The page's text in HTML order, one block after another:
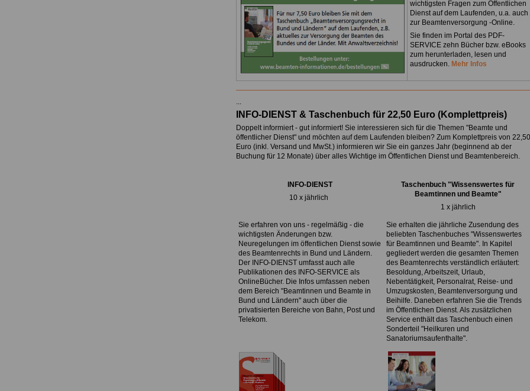
wichtigsten Fragen zum Öffentlichen
Dienst auf dem Laufenden, u.a. auch
zur Beamtenversorgung -Online.
Sie finden im Portal des PDF-
SERVICE zehn Bücher bzw. eBooks
zum herunterladen, lesen und
ausdrucken. Mehr Infos
...
INFO-DIENST & Taschenbuch für 22,50 Euro (Komplettpreis)
Doppelt informiert - gut informiert! Sie interessieren sich für die Themen "Beamte und
öffentlicher Dienst" und möchten auf dem Laufenden bleiben? Zum Komplettpreis von 22,50
Euro (inkl. Versand und MwSt.) informieren wir Sie ein ganzes Jahr (beginnend ab der
Buchung für 12 Monate) über alles Wichtige im Öffentlichen Dienst und Beamtenbereich.
INFO-DIENST
10 x jährlich
Taschenbuch "Wissenswertes für
Beamtinnen und Beamte"
1 x jährlich
Sie erfahren von uns - regelmäßig - die
wichtigsten Änderungen bzw.
Neuregelungen im öffentlichen Dienst sowie
des Beamtenrechts in Bund und Ländern.
Der INFO-DIENST umfasst auch alle
Publikationen des INFO-SERVICE als
OnlineBücher. Die Infos umfassen neben
dem Bereich "Beamtinnen und Beamte in
Bund und Ländern" auch über die
privatisierten Bereiche von Bahn, Post und
Telekom.
Sie erhalten die jährliche Zusendung des
beliebten Taschenbuches "Wissenswertes
für Beamtinnen und Beamte". In Kapitel
gegliedert werden die gesamten Themen
des Beamtenrechts verständlich erläutert:
Besoldung, Arbeitszeit, Urlaub,
Nebentätigkeit, Personalrat, Reise- und
Umzugskosten, Beamtenversorgung und
Beihilfe. Daneben erfahren Sie die Trends
im Öffentlichen Dienst. Als zusätzlichen
Service enthält das Taschenbuch einen
Sonderteil "Heilkuren und
Sanatoriumsaufenthalte".